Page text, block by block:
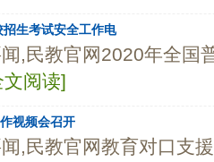
生考试安全工作电
,民教官网2020年全国
文阅读]
视频会召开
,民教官网教育对口支